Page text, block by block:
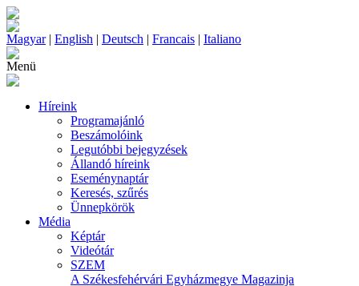
Magyar| English | Deutsch | Francais | Italiano
Menü
Híreink
Programajánló
Beszámolóink
Legutóbbi bejegyzések
Állandó híreink
Eseménynaptár
Keresés, szűrés
Ünnepkörök
Média
Képtár
Videótár
SZEM
A Székesfehérvári Egyházmegye Magazinja